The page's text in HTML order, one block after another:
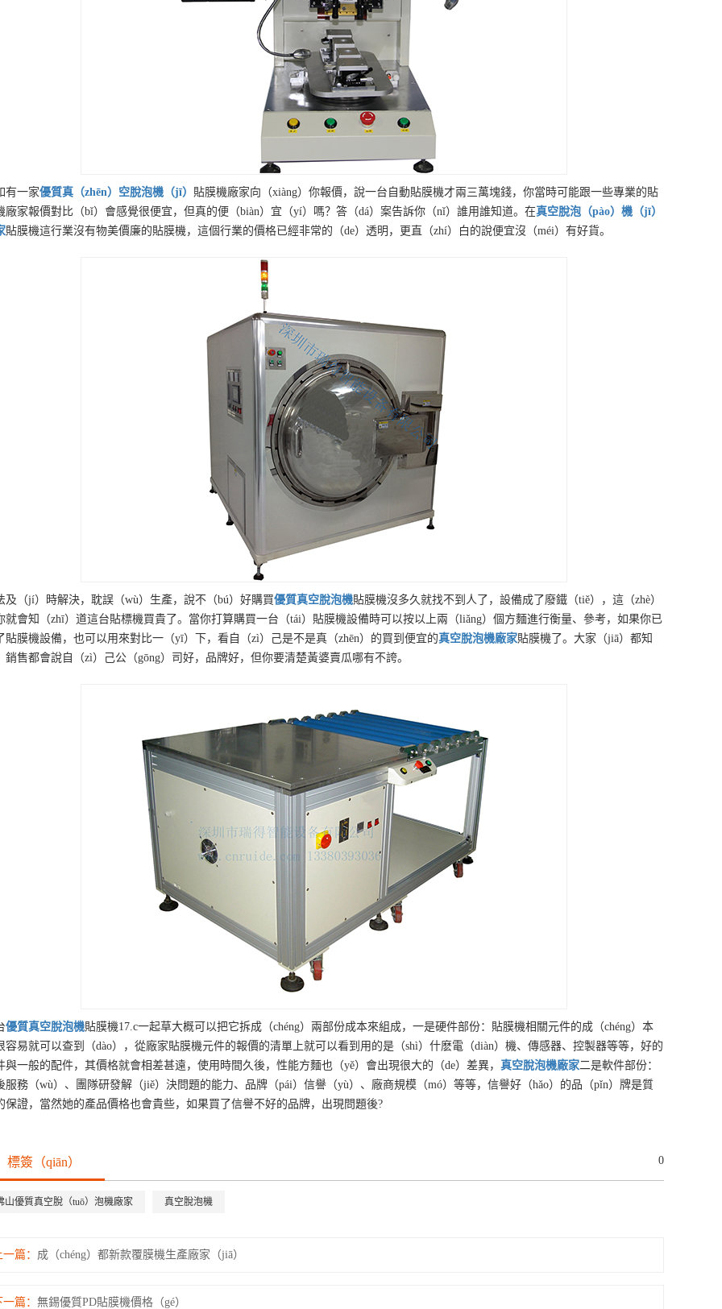
有一家優質真（zhēn）空脫泡機（jī） 貼膜機廠家向（xiàng）你報價，說一台自動貼膜機才兩三萬塊錢，你當時可能跟一些專業的貼
廠家報價對比（bǐ）會感覺很便宜，但真的便（biàn）宜（yí）嗎？答（dá）案告訴你（nǐ）誰用誰知道。在真空脫泡（pào）機（jī）
貼膜機這行業沒有物美價廉的貼膜機，這個行業的價格已經非常的（de）透明，更直（zhí）白的說便宜沒（méi）有好貨。
及（jí）時解決，耽誤（wù）生產，說不（bú）好購買優質真空脫泡機貼膜機沒多久就找不到人了，設備成了廢鐵（tiě），這（zhè）
就會知（zhī）道這台貼標機買貴了。當你打算購買一台（tái）貼膜機設備時可以按以上兩（liǎng）個方麵進行衡量、參考，如果你已
貼膜機設備，也可以用來對比一（yī）下，看自（zì）己是不是真（zhēn）的買到便宜的真空脫泡機廠家貼膜機了。大家（jiā）都知
銷售都會說自（zì）己公（gōng）司好，品牌好，但你要清楚黃婆賣瓜哪有不誇。
優質真空脫泡機貼膜機17.c一起草大概可以把它拆成（chéng）兩部份成本來組成，一是硬件部份：貼膜機相關元件的成（chéng）本
容易就可以查到（dào），從廠家貼膜機元件的報價的清單上就可以看到用的是（shì）什麽電（diàn）機、傳感器、控製器等等，好的
與一般的配件，其價格就會相差甚遠，使用時間久後，性能方麵也（yě）會出現很大的（de）差異， 真空脫泡機廠家二是軟件部份：
服務（wù）、團隊研發解（jiě）決問題的能力、品牌（pái）信譽（yù）、廠商規模（mó）等等，信譽好（hǎo）的品（pǐn）牌是質
保證，當然她的產品價格也會貴些，如果買了信譽不好的品牌，出現問題後?
標簽（qiān） 0
山優質真空脫（tuō）泡機廠家 真空脫泡機
篇： 成（chéng）都新款覆膜機生產廠家（jiā）
篇： 無錫優質PD貼膜機價格（gé）